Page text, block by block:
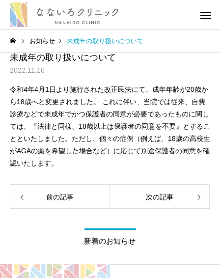
高血圧
［医師解説］生活習慣の修
正でどれだけ血圧が下がる
高血圧
血圧の薬を飲み続ける
お知らせ 未成年の取り扱いについて
未成年の取り扱いについて
2022.11.16
令和4年4月1日より施行された改正民法にて、成年年齢が20歳か
ら18歳へと変更されました。 これに伴い、当院では従来、自費
診療などで未成年でかつ保護者の同意が必要であったものに関し
ては、『法律と同様、18歳以上は保護者の同意を不要』とするこ
とといたしました。ただし、個々の症例（例えば、18歳の高校生
がAGAの薬を希望した場合など）に応じて別途保護者の同意を確
認いたします。
前の記事 次の記事
新着のお知らせ